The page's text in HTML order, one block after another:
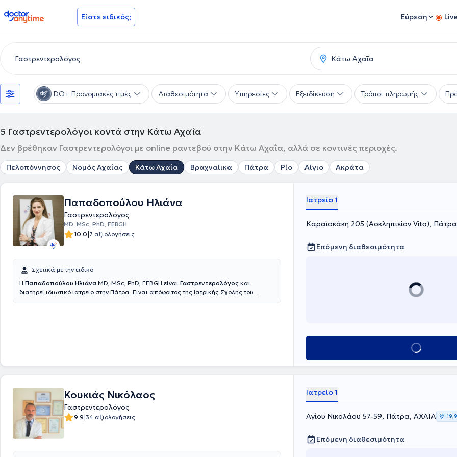
doctoranytime Είστε ειδικός; Εύρεση
DO+ Προνομιακές τιμές Διαθεσιμότητα Υπηρεσίες Εξειδίκευση Τρόποι πληρωμής
5 Γαστρεντερολόγοι κοντά στην Κάτω Αχαΐα
Δεν βρέθηκαν Γαστρεντερολόγοι με online ραντεβού στην Κάτω Αχαΐα, αλλά σε κοντινές περιοχές.
Πελοπόννησος Νομός Αχαΐας Κάτω Αχαΐα Βραχναίικα Πάτρα Ρίο Αίγιο Ακράτα
Παπαδοπούλου Ηλιάνα
Γαστρεντερολόγος
MD, MSc, PhD, FEBGH
10.0|7 αξιολογήσεις
Σχετικά με την ειδικό
Η Παπαδοπούλου Ηλιάνα MD, MSc, PhD, FEBGH είναι Γαστρεντερολόγος και
διατηρεί ιδιωτικό ιατρείο στην Πάτρα. Είναι απόφοιτος της Ιατρικής Σχολής του
υπηρετήσει σε νοσοκομεία τριτοβάθμιας περίθαλψης, ολοκληρώνοντας την
ειδικότητα στη Γαστρεντερολογική Κλινική του ΕΑΝΠ «Μεταξά». Η επιστημονική της
πανελλήνια και διεθνή συνέδρια ως ομιλήτρια και συγγραφέας μελετών, ενώ
παράλληλα επιδιώκει συνεχή επιμόρφωση στον τομέα της Γαστρεντερολογίας και
Ηπατολογίας.
Ιατρείο 1
Καραϊσκάκη 205 (Ασκληπιείον Vita),
Επόμενη διαθεσιμότητα
Κλείσε ραντεβού
Κουκιάς Νικόλαος
Γαστρεντερολόγος
9.9|34 αξιολογήσεις
Ιατρείο 1
Αγίου Νικολάου 57-59, Πάτρα, ΑΧΑΪΑ
Επόμενη διαθεσιμότητα